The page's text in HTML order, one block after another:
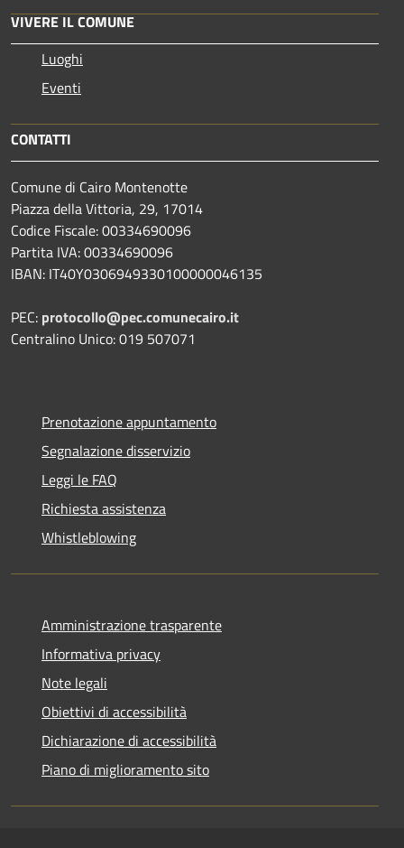
VIVERE IL COMUNE
Luoghi
Eventi
CONTATTI
Comune di Cairo Montenotte
Piazza della Vittoria, 29, 17014
Codice Fiscale: 00334690096
Partita IVA: 00334690096
IBAN: IT40Y0306949330100000046135
PEC: protocollo@pec.comunecairo.it
Centralino Unico: 019 507071
Prenotazione appuntamento
Segnalazione disservizio
Leggi le FAQ
Richiesta assistenza
Whistleblowing
Amministrazione trasparente
Informativa privacy
Note legali
Obiettivi di accessibilità
Dichiarazione di accessibilità
Piano di miglioramento sito